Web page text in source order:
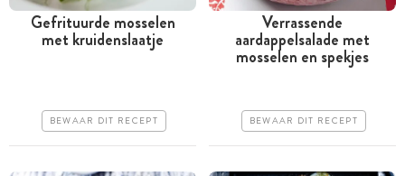
Tussen 30 minuten en 1
Gefrituurde mosselen
met kruidenslaatje
BEWAAR DIT RECEPT
Tussen 30 minuten en 1
uur
Verrassende
aardappelsalade met
mosselen en spekjes
BEWAAR DIT RECEPT